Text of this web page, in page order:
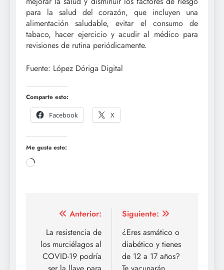
para la salud del corazón, que incluyen una
alimentación saludable, evitar el consumo de
tabaco, hacer ejercicio y acudir al médico para
revisiones de rutina periódicamente.
Fuente: López Dóriga Digital
Comparte esto:
Facebook
X
Me gusta esto:
Cargando...
Navegación
de
entradas
Anterior:
La resistencia de
los murciélagos al
COVID-19 podría
Siguiente:
¿Eres asmático o
diabético y tienes
de 12 a 17 años?